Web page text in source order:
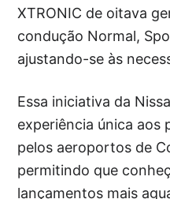
XTRONIC de oitava
condução Normal,
ajustando-se às
Essa iniciativa da
experiência única aos
pelos aeroportos de
permitindo que
lançamentos mais